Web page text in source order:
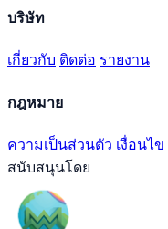
บริษัท
เกี่ยวกับ ติดต่อ รายงาน
กฎหมาย
ความเป็นส่วนตัว เงื่อนไข
สนับสนุนโดย